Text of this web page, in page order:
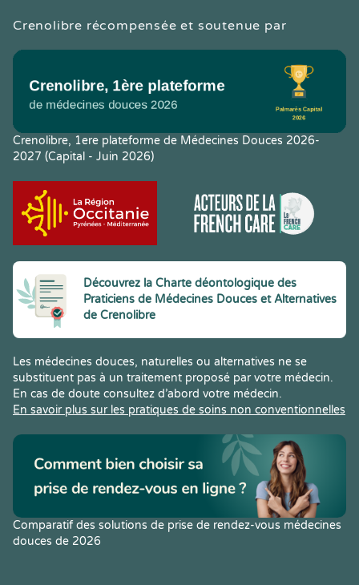
Crenolibre récompensée et soutenue par
Crenolibre, 1ere plateforme de Médecines Douces 2026-
2027 (Capital - Juin 2026)
Découvrez la Charte déontologique des
Praticiens de Médecines Douces et Alternatives
de Crenolibre
Les médecines douces, naturelles ou alternatives ne se
substituent pas à un traitement proposé par votre médecin.
En cas de doute consultez d’abord votre médecin.
En savoir plus sur les pratiques de soins non conventionnelles
Comparatif des solutions de prise de rendez-vous médecines
douces de 2026